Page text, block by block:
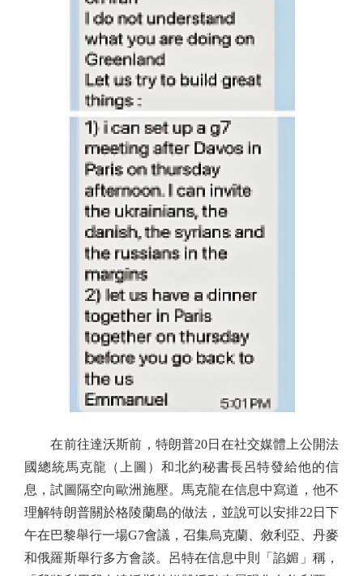
在前往達沃斯前，特朗普20日在社交媒體上公開法
國總統馬克龍（上圖）和北約秘書長呂特發給他的信
息，試圖隔空向歐洲施壓。馬克龍在信息中寫道，他不
理解特朗普關於格陵蘭島的做法，並說可以安排22日下
午在巴黎舉行一場G7會議，召集烏克蘭、敘利亞、丹麥
和俄羅斯舉行多方會談。呂特在信息中則「諂媚」稱，